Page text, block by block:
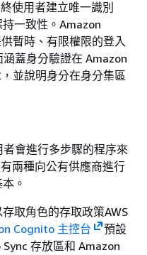
使用者建立唯一識別
一致性。Amazon
暫時、有限權限的登入
蓋身分驗證在 Amazon
並說明身分在身分集區
會進行多步驟的程序來
兩種向公有供應商進行
。
取角色的存取政策AWS
Cognito 主控台
預設
存放區和 Amazon